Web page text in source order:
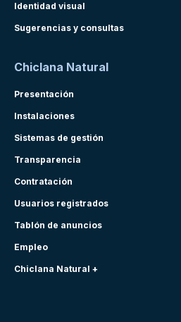
Identidad visual
Sugerencias y consultas
Chiclana Natural
Presentación
Instalaciones
Sistemas de gestión
Transparencia
Contratación
Usuarios registrados
Tablón de anuncios
Empleo
Chiclana Natural +